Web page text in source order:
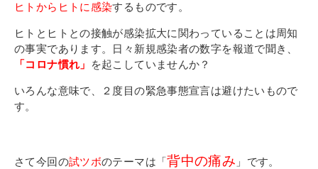
教職員採用情報
その他
個人情報の取り扱いについて
ヒトからヒトに感染するものです。
ヒトとヒトとの接触が感染拡大に関わっていることは周知
の事実であります。日々新規感染者の数字を報道で聞き、
「コロナ慣れ」
を起こしていませんか？
いろんな意味で、
２度目の緊急事態宣言は避けたいもので
す。
さて今回の試ツボのテーマは「背中の痛み 」です。